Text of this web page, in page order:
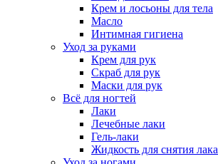
Крем и лосьоны для тела
Масло
Интимная гигиена
Уход за руками
Крем для рук
Скраб для рук
Маски для рук
Всё для ногтей
Лаки
Лечебные лаки
Гель-лаки
Жидкость для снятия лака